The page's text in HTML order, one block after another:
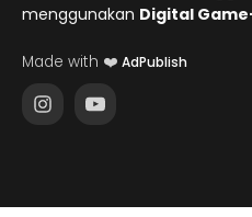
menggunakan Digital
Made with ❤️ AdPublish